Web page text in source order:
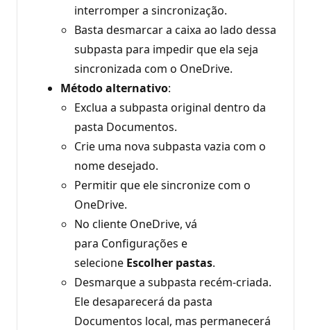
interromper a sincronização.
Basta desmarcar a caixa ao lado dessa
subpasta para impedir que ela seja
sincronizada com o OneDrive.
Método alternativo:
Exclua a subpasta original dentro da
pasta Documentos.
Crie uma nova subpasta vazia com o
nome desejado.
Permitir que ele sincronize com o
OneDrive.
No cliente OneDrive, vá
para Configurações e
selecione Escolher pastas.
Desmarque a subpasta recém-criada.
Ele desaparecerá da pasta
Documentos local, mas permanecerá